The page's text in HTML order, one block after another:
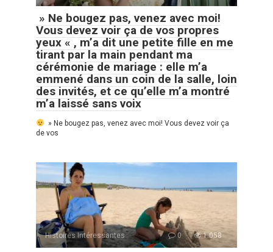
» Ne bougez pas, venez avec moi!
Vous devez voir ça de vos propres
yeux « , m’a dit une petite fille en me
tirant par la main pendant ma
cérémonie de mariage : elle m’a
emmené dans un coin de la salle, loin
des invités, et ce qu’elle m’a montré
m’a laissé sans voix
» Ne bougez pas, venez avec moi! Vous devez voir ça
de vos
Histoires Intéressantes 0 1 058